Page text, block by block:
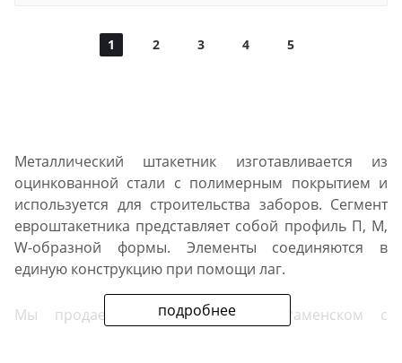
1 2 3 4 5
подробнее
Металлический штакетник изготавливается из
оцинкованной стали с полимерным покрытием и
используется для строительства заборов. Сегмент
евроштакетника представляет собой профиль П, М,
W-образной формы. Элементы соединяются в
единую конструкцию при помощи лаг.
Мы продаем евроштакетник в Раменском с